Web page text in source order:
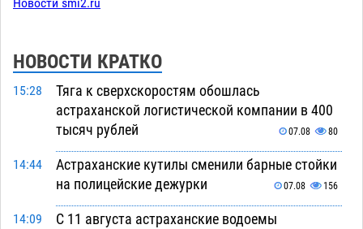
Новости smi2.ru
НОВОСТИ КРАТКО
15:28
Тяга к сверхскоростям обошлась
астраханской логистической компании в 400
тысяч рублей
07.08 80
14:44
Астраханские кутилы сменили барные стойки
на полицейские дежурки
07.08 156
14:09
С 11 августа астраханские водоемы